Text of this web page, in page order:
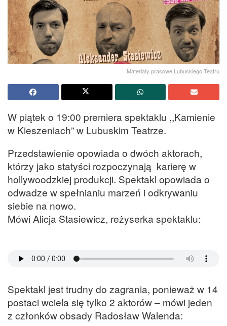
Materiały prasowe Lubuskiego Teatru
W piątek o 19:00 premiera spektaklu ,,Kamienie
w Kieszeniach” w Lubuskim Teatrze.
Przedstawienie opowiada o dwóch aktorach,
którzy jako statyści rozpoczynają karierę w
hollywoodzkiej produkcji. Spektakl opowiada o
odwadze w spełnianiu marzeń i odkrywaniu
siebie na nowo.
Mówi Alicja Stasiewicz, reżyserka spektaklu:
Spektakl jest trudny do zagrania, ponieważ w 14
postaci wciela się tylko 2 aktorów – mówi jeden
z członków obsady Radosław Walenda: